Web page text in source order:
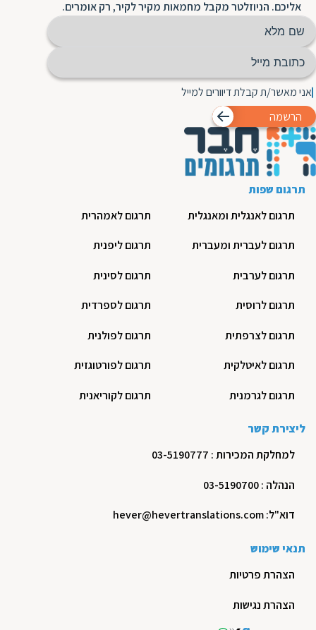
אליכם. הניוזלטר מקבל מחמאות מקיר לקיר, רק אומרים.
אני מאשר/ת קבלת דיוורים למייל
הרשמה
תרגום שפות
תרגום לאנגלית ומאנגלית
תרגום לעברית ומעברית
תרגום לערבית
תרגום לרוסית
תרגום לצרפתית
תרגום לאיטלקית
תרגום לגרמנית
תרגום לאמהרית
תרגום ליפנית
תרגום לסינית
תרגום לספרדית
תרגום לפולנית
תרגום לפורטוגזית
תרגום לקוריאנית
ליצירת קשר
למחלקת המכירות : 03-5190777
הנהלה : 03-5190700
דוא"ל: hever@hevertranslations.com
תנאי שימוש
הצהרת פרטיות
הצהרת נגישות